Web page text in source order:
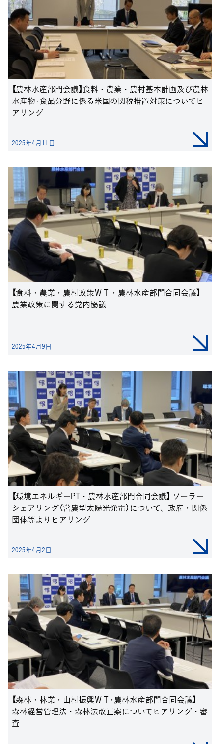
【農林水産部門会議】食料・農業・農村基本計画及び農林
水産物･食品分野に係る米国の関税措置対策についてヒ
アリング
2025年4月11日
【食料・農業・農村政策ＷＴ・農林水産部門合同会議】
農業政策に関する党内協議
2025年4月9日
【環境エネルギーPT・農林水産部門合同会議】 ソーラー
シェアリング（営農型太陽光発電）について、政府・関係
団体等よりヒアリング
2025年4月2日
【森林・林業・山村振興ＷＴ･農林水産部門合同会議】
森林経営管理法・森林法改正案についてヒアリング・審
査